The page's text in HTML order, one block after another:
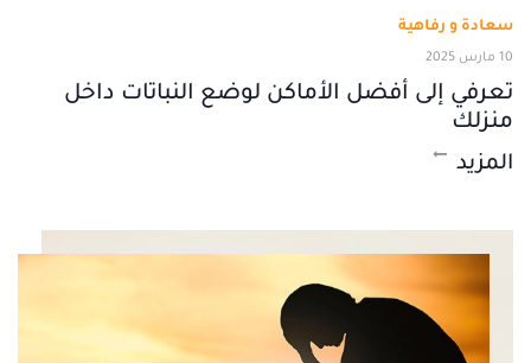
سعادة و رفاهية
10 مارس 2025
تعرفي إلى أفضل الأماكن لوضع النباتات داخل
منزلك
المزيد